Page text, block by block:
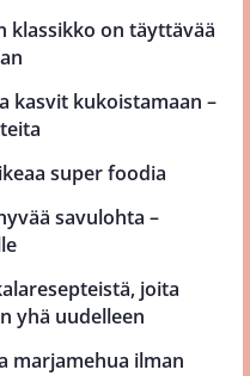
klassikko on täyttävää
kasvit kukoistamaan –
super foodia
savulohta –
joita
yhä uudelleen
marjamehua ilman